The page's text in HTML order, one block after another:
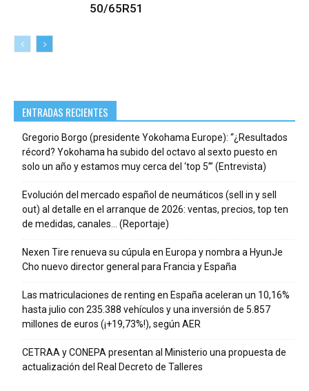
50/65R51
ENTRADAS RECIENTES
Gregorio Borgo (presidente Yokohama Europe): “¿Resultados
récord? Yokohama ha subido del octavo al sexto puesto en
solo un año y estamos muy cerca del ‘top 5’” (Entrevista)
Evolución del mercado español de neumáticos (sell in y sell
out) al detalle en el arranque de 2026: ventas, precios, top ten
de medidas, canales… (Reportaje)
Nexen Tire renueva su cúpula en Europa y nombra a HyunJe
Cho nuevo director general para Francia y España
Las matriculaciones de renting en España aceleran un 10,16%
hasta julio con 235.388 vehículos y una inversión de 5.857
millones de euros (¡+19,73%!), según AER
CETRAA y CONEPA presentan al Ministerio una propuesta de
actualización del Real Decreto de Talleres